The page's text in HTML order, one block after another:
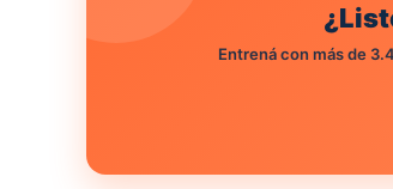
Entrená con más de